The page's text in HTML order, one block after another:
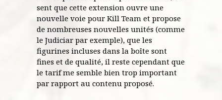
sent que cette extension ouvre une
nouvelle voie pour Kill Team et propose
de nombreuses nouvelles unités (comme
le Judiciar par exemple), que les
figurines incluses dans la boîte sont
fines et de qualité, il reste cependant que
le tarif me semble bien trop important
par rapport au contenu proposé.